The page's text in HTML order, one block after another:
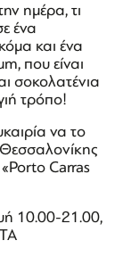
ημέρα, τι
ένα
και ένα
που είναι
σοκολατένια
τρόπο!
να το
Carras
10.00-21.00,